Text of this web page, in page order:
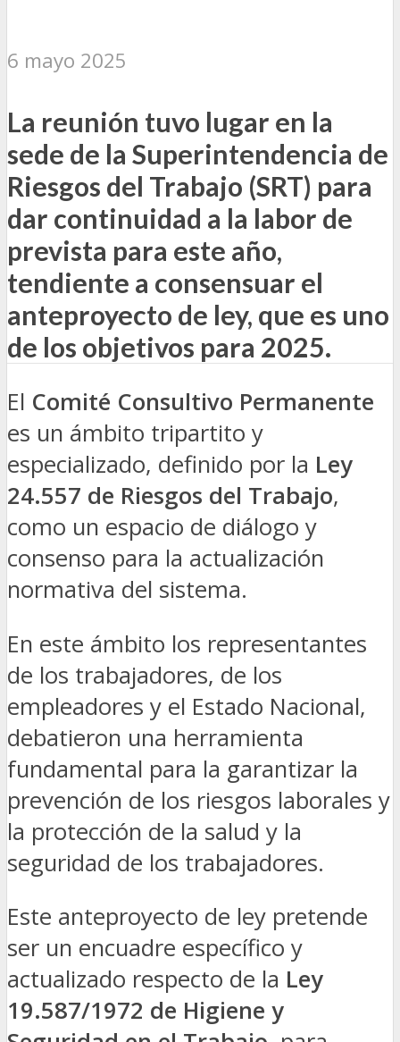
6 mayo 2025
La reunión tuvo lugar en la
sede de la Superintendencia de
Riesgos del Trabajo (SRT) para
dar continuidad a la labor de
prevista para este año,
tendiente a consensuar el
anteproyecto de ley, que es uno
de los objetivos para 2025.
El Comité Consultivo Permanente
es un ámbito tripartito y
especializado, definido por la Ley
24.557 de Riesgos del Trabajo,
como un espacio de diálogo y
consenso para la actualización
normativa del sistema.
En este ámbito los representantes
de los trabajadores, de los
empleadores y el Estado Nacional,
debatieron una herramienta
fundamental para la garantizar la
prevención de los riesgos laborales y
la protección de la salud y la
seguridad de los trabajadores.
Este anteproyecto de ley pretende
ser un encuadre específico y
actualizado respecto de la Ley
19.587/1972 de Higiene y